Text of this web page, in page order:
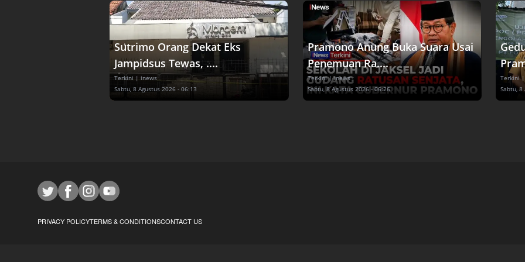
Sutrimo Orang Dekat Eks
Jampidsus Tewas, ....
Terkini | inews
Sabtu, 8 Agustus 2026 - 06:13
Pramono Anung Buka Suara Usai
Penemuan Ra....
Terkini | inews
Sabtu, 8 Agustus 2026 - 06:26
Terkini |
Sabtu, 8
PRIVACY POLICYTERMS & CONDITIONSCONTACT US